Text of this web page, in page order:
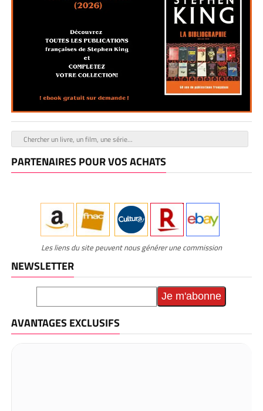
PARTENAIRES POUR VOS ACHATS
Les liens du site peuvent nous générer une commission
NEWSLETTER
AVANTAGES EXCLUSIFS